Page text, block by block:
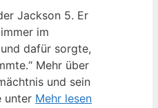
Jackson 5. Er
im
dafür sorgte,
Mehr über
und sein
unter Mehr lesen